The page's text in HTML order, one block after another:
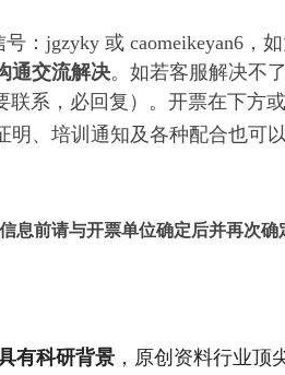
号：jgzyky 或caomeikeyan6 ，
通交流解决。如若客服解决不
联系，必回复）。开票在下方
明、培训通知及各种配合也可
息前请与开票单位确定后并再次确
有科研背景 ，原创资料行业顶